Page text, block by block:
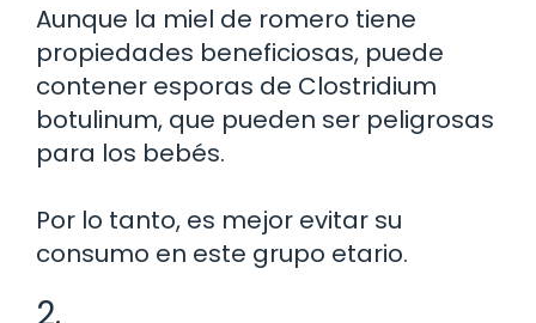
Aunque la miel de romero tiene
propiedades beneficiosas, puede
contener esporas de Clostridium
botulinum, que pueden ser peligrosas
para los bebés.
Por lo tanto, es mejor evitar su
consumo en este grupo etario.